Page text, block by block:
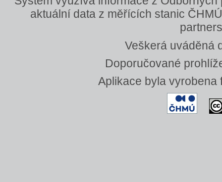
aktuální data z měřících stanic
Veškerá uváděná
Doporučované
Aplikace byla vyrobena